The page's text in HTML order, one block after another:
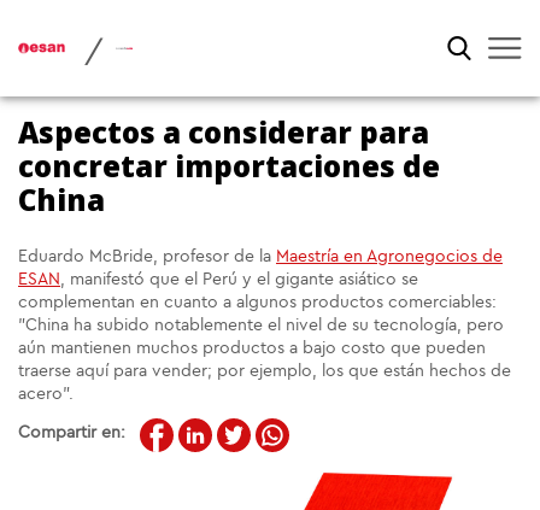
/
Aspectos a considerar para
concretar importaciones de
China
Eduardo McBride, profesor de la Maestría en Agronegocios de
ESAN , manifestó que el Perú y el gigante asiático se
complementan en cuanto a algunos productos comerciables:
"China ha subido notablemente el nivel de su tecnología, pero
aún mantienen muchos productos a bajo costo que pueden
traerse aquí para vender; por ejemplo, los que están hechos de
acero".
Compartir en: